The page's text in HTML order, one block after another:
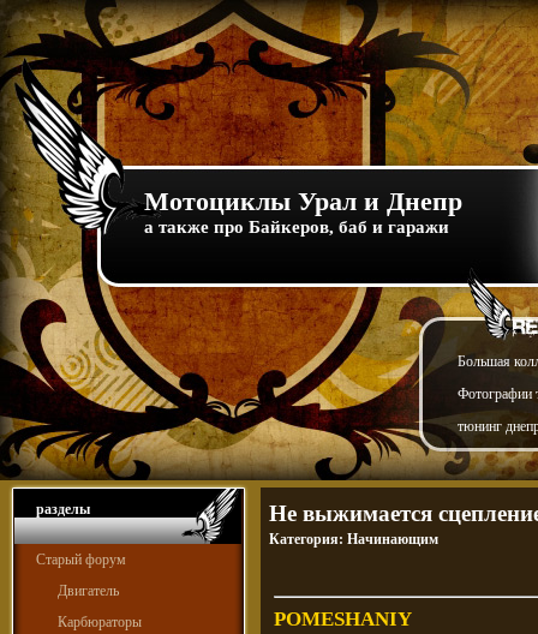
Мотоциклы Урал и Днепр
а также про Байкеров, баб и гаражи
Большая
Фотографии
тюнинг
разделы
Старый форум
Двигатель
Карбюраторы
Не выжимается
Категория: Начинающим
POMESHANIY